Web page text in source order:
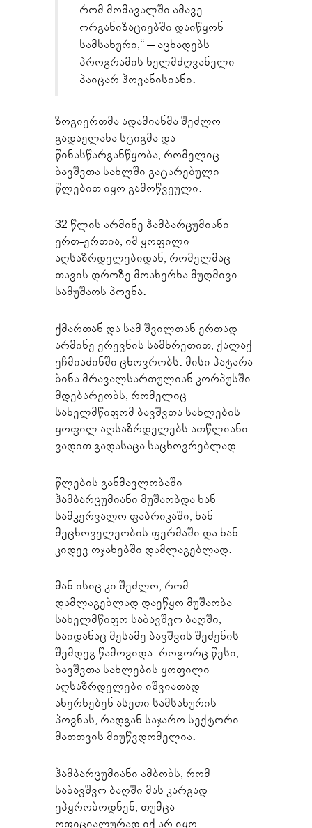
რომ მომავალში ამავე
ორგანიზაციებში დაიწყონ
სამსახური,“ – აცხადებს
პროგრამის ხელმძღვანელი
პაიცარ ჰოვანისიანი.
ზოგიერთმა ადამიანმა შეძლო
გადაელახა სტიგმა და
წინასწარგანწყობა, რომელიც
ბავშვთა სახლში გატარებული
წლებით იყო გამოწვეული.
32 წლის არმინე ჰამბარცუმიანი
ერთ-ერთია, იმ ყოფილი
აღსაზრდელებიდან, რომელმაც
თავის დროზე მოახერხა მუდმივი
სამუშაოს პოვნა.
ქმართან და სამ შვილთან ერთად
არმინე ერევნის სამხრეთით, ქალაქ
ეჩმიაძინში ცხოვრობს. მისი პატარა
ბინა მრავალსართულიან კორპუსში
მდებარეობს, რომელიც
სახელმწიფომ ბავშვთა სახლების
ყოფილ აღსაზრდელებს ათწლიანი
ვადით გადასაცა საცხოვრებლად.
წლების განმავლობაში
ჰამბარცუმიანი მუშაობდა ხან
სამკერვალო ფაბრიკაში, ხან
მეცხოველეობის ფერმაში და ხან
კიდევ ოჯახებში დამლაგებლად.
მან ისიც კი შეძლო, რომ
დამლაგებლად დაეწყო მუშაობა
სახელმწიფო საბავშვო ბაღში,
საიდანაც მესამე ბავშვის შეძენის
შემდეგ წამოვიდა. როგორც წესი,
ბავშვთა სახლების ყოფილი
აღსაზრდელები იშვიათად
ახერხებენ ასეთი სამსახურის
პოვნას, რადგან საჯარო სექტორი
მათთვის მიუწვდომელია.
ჰამბარცუმიანი ამბობს, რომ
საბავშვო ბაღში მას კარგად
ეპყრობოდნენ, თუმცა
ოფიციალურად იქ არ იყო